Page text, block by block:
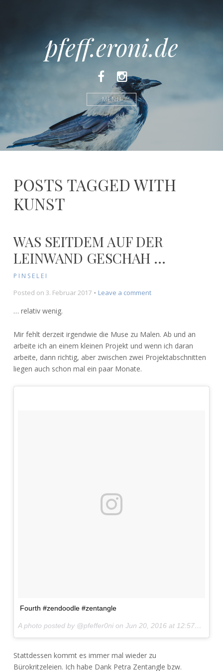
pfeff.eroni.de
FacebookInstagram
MENÜ
POSTS TAGGED WITH
KUNST
WAS SEITDEM AUF DER
LEINWAND GESCHAH …
PINSELEI
Posted on 3. Februar 2017 Leave a commenton
der
Leinwand
geschah
… relativ wenig.
Mir fehlt derzeit irgendwie die Muse zu Malen. Ab und an
arbeite ich an einem kleinen Projekt und wenn ich daran
arbeite, dann richtig, aber zwischen zwei Projektabschnitten
liegen auch schon mal ein paar Monate.
Fourth #zendoodle #zentangle
A photo posted by @pfeffer0ni on Jun 20, 2016 at 12:57pm PDT
Stattdessen kommt es immer mal wieder zu
Bürokritzeleien. Ich habe Dank Petra Zentangle bzw.